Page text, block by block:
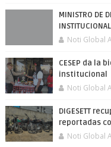
MINISTRO DE
Noti Global
CESEP da la
institucional
Noti Global
DIGESETT
reportadas
Noti Global